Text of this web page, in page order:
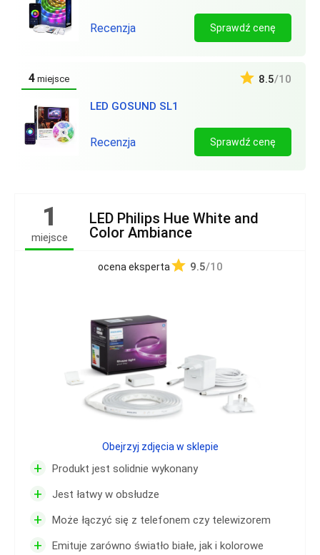
Recenzja Sprawdź cenę
4 miejsce
LED GOSUND SL1
8.5/10
Recenzja Sprawdź cenę
1
miejsce
LED Philips Hue White and
Color Ambiance
ocena eksperta 9.5/10
+ Produkt jest solidnie wykonany
+ Jest łatwy w obsłudze
+ Może łączyć się z telefonem czy telewizorem
+ Emituje zarówno światło białe, jak i kolorowe
Obejrzyj zdjęcia w sklepie